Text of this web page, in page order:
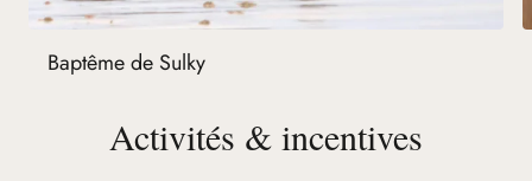
Baptême de Sulky
Activités & incentives